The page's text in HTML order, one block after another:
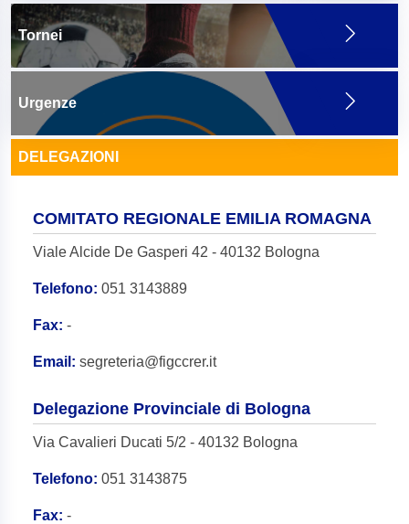
Tornei
Urgenze
DELEGAZIONI
COMITATO REGIONALE EMILIA ROMAGNA
Viale Alcide De Gasperi 42 - 40132 Bologna
Telefono: 051 3143889
Fax: -
Email: segreteria@figccrer.it
Delegazione Provinciale di Bologna
Via Cavalieri Ducati 5/2 - 40132 Bologna
Telefono: 051 3143875
Fax: -